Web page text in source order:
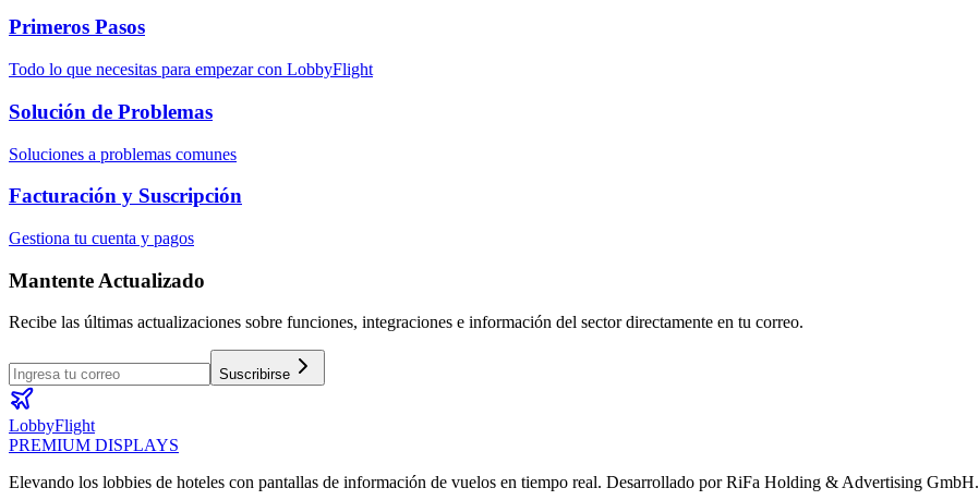
Primeros Pasos
Todo lo que necesitas para empezar con LobbyFlight
Solución de Problemas
Soluciones a problemas comunes
Facturación y Suscripción
Gestiona tu cuenta y pagos
Mantente Actualizado
Recibe las últimas actualizaciones sobre funciones, integraciones e información del sector directamente en tu correo.
Suscribirse
LobbyFlight
PREMIUM DISPLAYS
Elevando los lobbies de hoteles con pantallas de información de vuelos en tiempo real. Desarrollado por RiFa Holding & Advertising GmbH.